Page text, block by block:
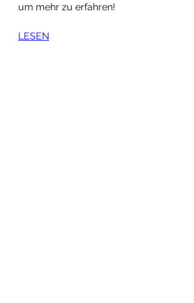
um mehr zu erfahren!
LESEN